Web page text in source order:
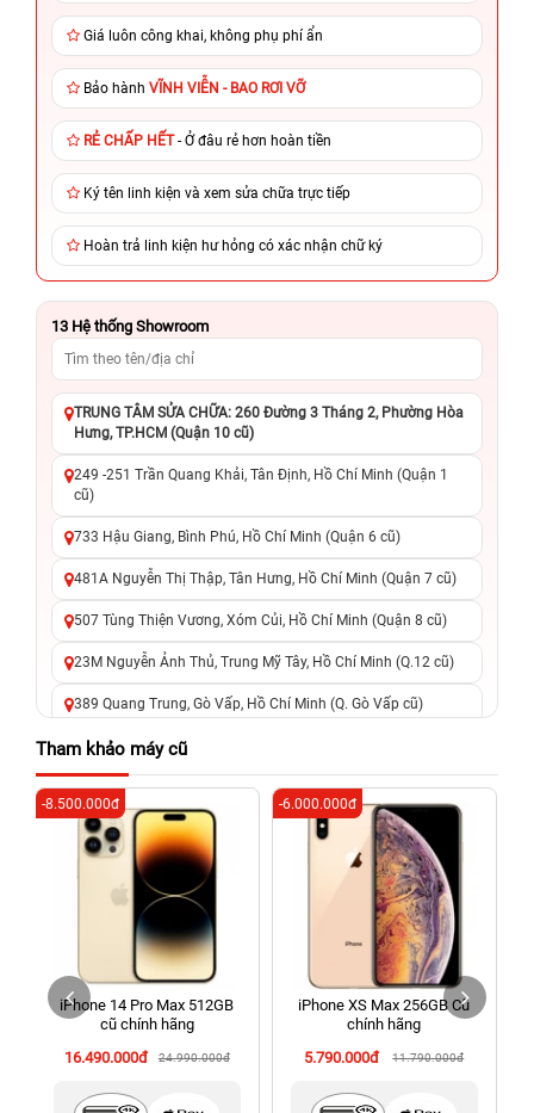
Giá luôn công khai, không phụ phí ẩn
Bảo hành VĨNH VIỄN - BAO RƠI VỠ
RẺ CHẤP HẾT- Ở đâu rẻ hơn hoàn tiền
Ký tên linh kiện và xem sửa chữa trực tiếp
Hoàn trả linh kiện hư hỏng có xác nhận chữ ký
13 Hệ thống Showroom
TRUNG TÂM SỬA CHỮA: 260 Đường 3 Tháng 2, Phường Hòa
Hưng, TP.HCM (Quận 10 cũ)
249 -251 Trần Quang Khải, Tân Định, Hồ Chí Minh (Quận 1
cũ)
733 Hậu Giang, Bình Phú, Hồ Chí Minh (Quận 6 cũ)
481A Nguyễn Thị Thập, Tân Hưng, Hồ Chí Minh (Quận 7 cũ)
507 Tùng Thiện Vương, Xóm Củi, Hồ Chí Minh (Quận 8 cũ)
23M Nguyễn Ảnh Thủ, Trung Mỹ Tây, Hồ Chí Minh (Q.12 cũ)
389 Quang Trung, Gò Vấp, Hồ Chí Minh (Q. Gò Vấp cũ)
625 - 625A Âu Cơ, Tân Phú, Hồ Chí Minh (Quận Tân Phú cũ)
326 Lê Văn Việt, Tăng Nhơn Phú, Hồ Chí Minh (Q.9 TP. Thủ
Đức cũ)
256 Võ Văn Ngân, Thủ Đức, Hồ Chí Minh (Bình Thọ, TP. Thủ
70 Nguyễn An Ninh, Dĩ An, Hồ Chí Minh (Bình Dương Cũ)
24h Vũng Tàu: 162A Ba Cu, Vũng Tàu, Hồ Chí Minh (TP. Vũng
Tàu cũ)
198 Hoàng Văn Thụ, Tân Sơn Nhất, Hồ Chí Minh (Tân Bình
Tham khảo máy cũ
iPhone 14 Pro Max 512GB
cũ chính hãng
16.490.000đ
24.990.000đ
-8.500.000đ
iPhone XS Max 256GB Cũ
chính hãng
5.790.000đ
11.790.000đ
-6.000.000đ